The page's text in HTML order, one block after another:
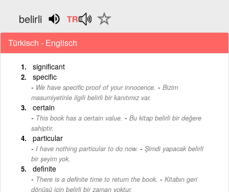
belirli
Türkisch - Englisch
significant
specific
We have specific proof of your innocence. - Bizim
masumiyetinle ilgili belirli bir kanıtımız var.
certain
This book has a certain value. - Bu kitap belirli bir değere
sahiptir.
particular
I have nothing particular to do now. - Şimdi yapacak belirli
bir şeyim yok.
definite
There is a definite time to return the book. - Kitabın geri
dönüşü için belirli bir zaman yoktur.